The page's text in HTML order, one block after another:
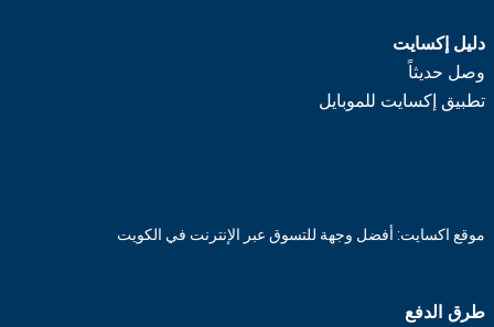
دليل إكسايت
وصل حديثاً
تطبيق إكسايت للموبايل
موقع اكسايت: أفضل وجهة للتسوق عبر الإنترنت في الكويت
طرق الدفع